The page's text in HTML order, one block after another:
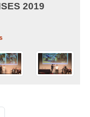
2019